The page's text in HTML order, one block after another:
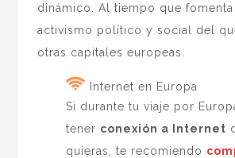
dinámico. Al tiempo que fomenta
activismo político y social del
otras capitales europeas.
Internet en Europa
Si durante tu viaje por
tener conexión a Internet
quieras, te recomiendo